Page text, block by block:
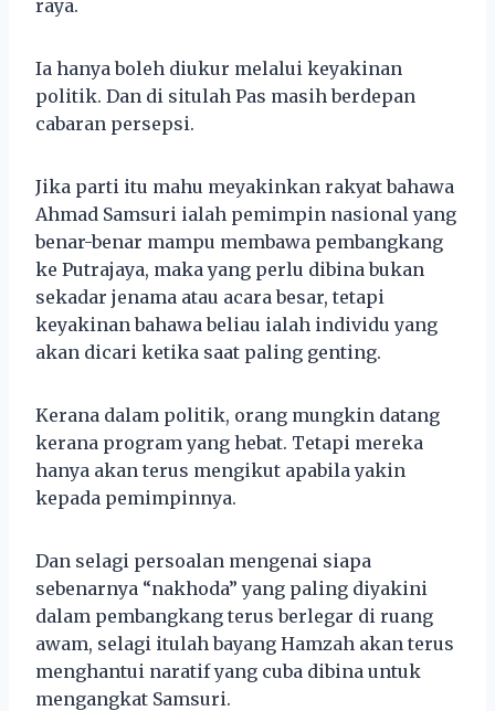
raya.
Ia hanya boleh diukur melalui keyakinan
politik. Dan di situlah Pas masih berdepan
cabaran persepsi.
Jika parti itu mahu meyakinkan rakyat bahawa
Ahmad Samsuri ialah pemimpin nasional yang
benar-benar mampu membawa pembangkang
ke Putrajaya, maka yang perlu dibina bukan
sekadar jenama atau acara besar, tetapi
keyakinan bahawa beliau ialah individu yang
akan dicari ketika saat paling genting.
Kerana dalam politik, orang mungkin datang
kerana program yang hebat. Tetapi mereka
hanya akan terus mengikut apabila yakin
kepada pemimpinnya.
Dan selagi persoalan mengenai siapa
sebenarnya “nakhoda” yang paling diyakini
dalam pembangkang terus berlegar di ruang
awam, selagi itulah bayang Hamzah akan terus
menghantui naratif yang cuba dibina untuk
mengangkat Samsuri.